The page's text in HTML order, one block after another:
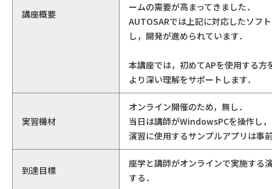
講座概要
ームの需要が高まってきました．
AUTOSARでは上記に対応したソフ
し，開発が進められています．
本講座では，初めてAPを使用する
より深い理解をサポートします．
実習機材
オンライン開催のため，無し．
当日は講師がWindowsPCを操作し
演習に使用するサンプルアプリは事
到達目標
座学と講師がオンラインで実施する
する．